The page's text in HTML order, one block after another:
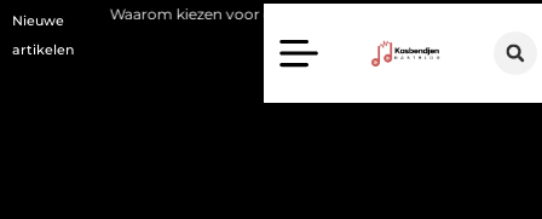
Nieuwe
artikelen
kiezen voor een stukadoor in Amersfoort?